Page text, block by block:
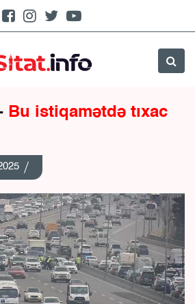
Bu istiqamətdə tıxac